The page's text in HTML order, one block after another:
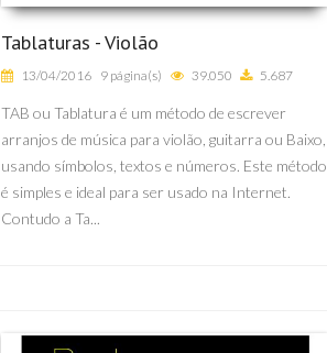
Tablaturas - Violão
13/04/2016 9 página(s) 39.050 5.687
TAB ou Tablatura é um método de escrever
arranjos de música para violão, guitarra ou Baixo,
usando símbolos, textos e números. Este método
é simples e ideal para ser usado na Internet.
Contudo a Ta...